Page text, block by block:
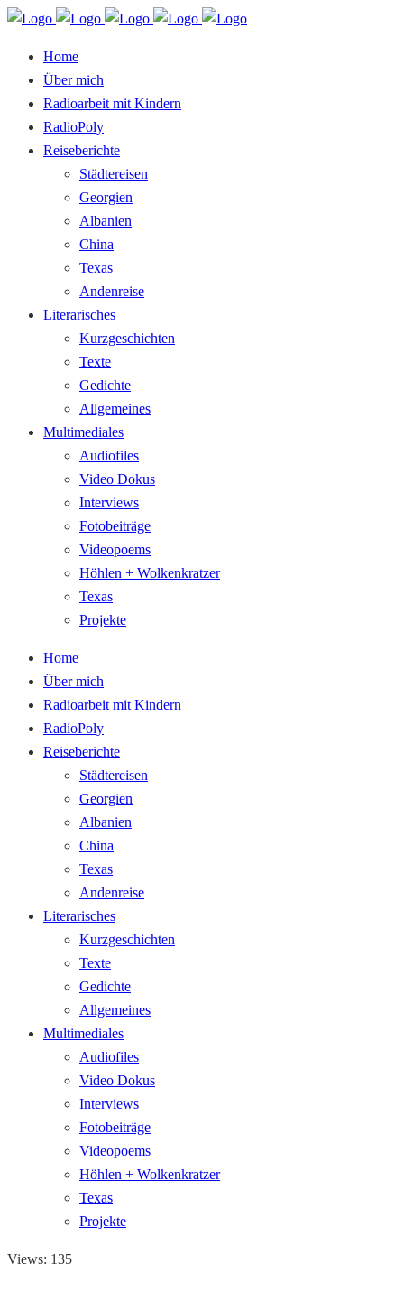
Home
Über mich
Radioarbeit mit Kindern
RadioPoly
Reiseberichte
Städtereisen
Georgien
Albanien
China
Texas
Andenreise
Literarisches
Kurzgeschichten
Texte
Gedichte
Allgemeines
Multimediales
Audiofiles
Video Dokus
Interviews
Fotobeiträge
Videopoems
Höhlen + Wolkenkratzer
Texas
Projekte
Home
Über mich
Radioarbeit mit Kindern
RadioPoly
Reiseberichte
Städtereisen
Georgien
Albanien
China
Texas
Andenreise
Literarisches
Kurzgeschichten
Texte
Gedichte
Allgemeines
Multimediales
Audiofiles
Video Dokus
Interviews
Fotobeiträge
Videopoems
Höhlen + Wolkenkratzer
Texas
Projekte
Views: 135